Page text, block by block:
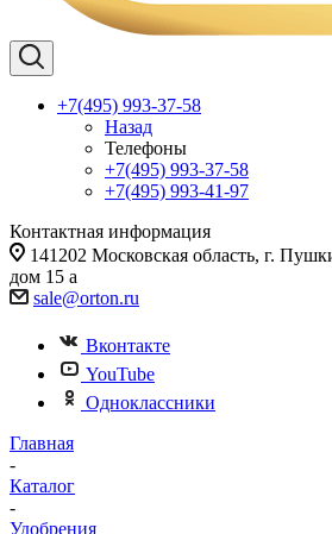
+7(495) 993-37-58
Назад
Телефоны
+7(495) 993-37-58
+7(495) 993-41-97
Контактная информация
141202 Московская область, г.
дом 15 а
sale@orton.ru
Вконтакте
YouTube
Одноклассники
Главная
-
Каталог
-
Удобрения